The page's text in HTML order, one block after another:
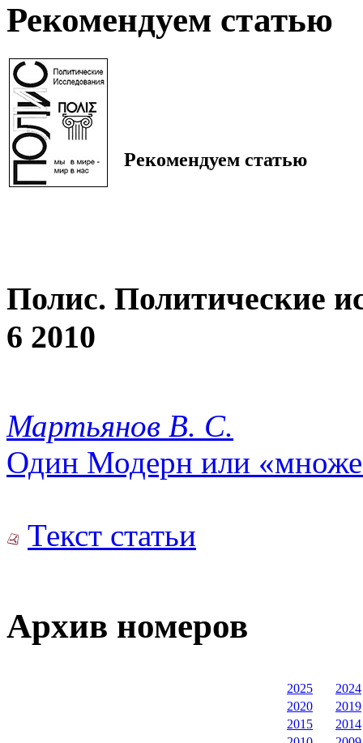
Рекомендуем статью
Рекомендуем статью
Полис. Политические
6 2010
Мартьянов В. С.
Один Модерн или
Текст статьи
Архив номеров
2025
2024
2020
2019
2015
2014